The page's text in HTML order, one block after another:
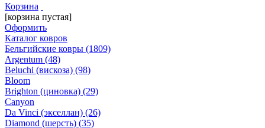
Корзина
[корзина пустая]
Оформить
Каталог ковров
Бельгийские ковры (1809)
Argentum (48)
Beluchi (вискоза) (98)
Bloom
Brighton (циновка) (29)
Canyon
Da Vinci (экселлан) (26)
Diamond (шерсть) (35)